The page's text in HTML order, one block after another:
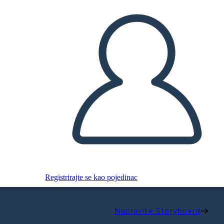
Registrirajte se kao pojedinac
Napravite Storyboard